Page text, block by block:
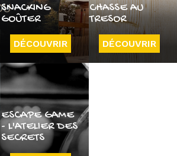
SNACKING
GOÛTER
DÉCOUVRIR
CHASSE AU
TRESOR
DÉCOUVRIR
ESCAPE GAME
- L'ATELIER DES
SECRETS